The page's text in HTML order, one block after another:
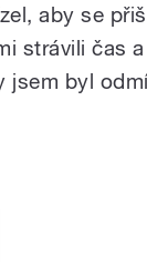
aby se
strávili čas
jsem byl